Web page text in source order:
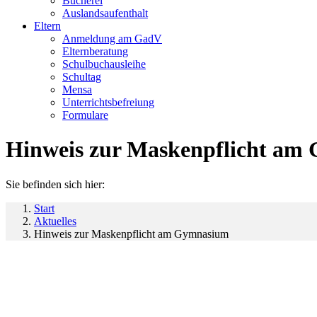
Auslandsaufenthalt
Eltern
Anmeldung am GadV
Elternberatung
Schulbuchausleihe
Schultag
Mensa
Unterrichtsbefreiung
Formulare
Hinweis zur Maskenpflicht am
Sie befinden sich hier:
Start
Aktuelles
Hinweis zur Maskenpflicht am Gymnasium